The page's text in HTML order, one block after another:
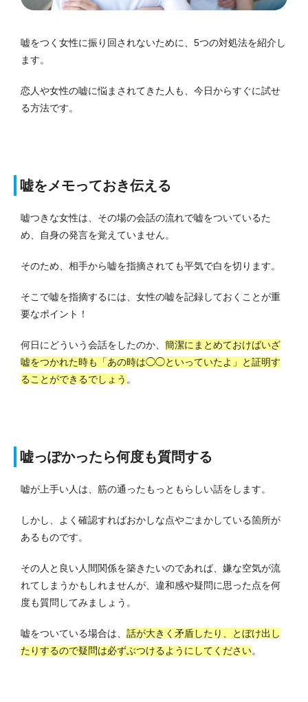
嘘をつく女性に振り回されないために、5つの対処法を紹介し
ます。
恋人や女性の嘘に悩まされてきた人も、今日からすぐに試せ
る方法です。
嘘をメモっておき伝える
嘘つきな女性は、その場の会話の流れで嘘をついているた
め、自身の発言を覚えていません。
そのため、相手から嘘を指摘されても平気で白を切ります。
そこで嘘を指摘するには、女性の嘘を記録しておくことが重
要なポイント！
何日にどういう会話をしたのか、 簡潔にまとめておけばいざ
嘘をつかれた時も「あの時は◯◯といっていたよ」と証明す
ることができるでしょう 。
嘘っぽかったら何度も質問する
嘘が上手い人は、筋の通ったもっともらしい話をします。
しかし、よく確認すればおかしな点やごまかしている箇所が
あるものです。
その人と良い人間関係を築きたいのであれば、嫌な空気が流
れてしまうかもしれませんが、違和感や疑問に思った点を何
度も質問してみましょう。
嘘をついている場合は、 話が大きく矛盾したり、とぼけ出し
たりするので疑問は必ずぶつけるようにしてください。